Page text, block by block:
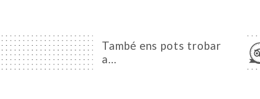
També ens pots trobar
a…